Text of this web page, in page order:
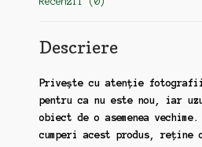
Descriere
Privește cu atenție
pentru ca nu este nou, iar
obiect de o asemenea
cumperi acest produs,